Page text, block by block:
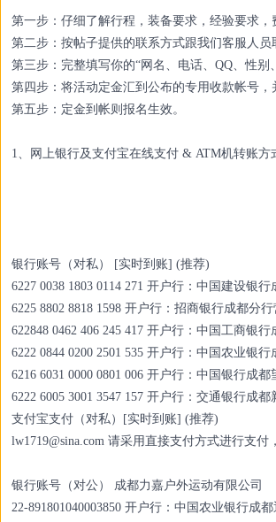
第一步：仔细了解行程，装备要求，经验要求
第二步：按帖子提供的联系方式跟我们客服人员
第三步：完整填写你的“网名、电话、QQ、性
第四步：将活动定金汇到公布的专用收款帐号
第五步：定金到帐则报名生效。
1、网上银行及支付宝在线支付 & ATM机转账
银行账号（对私） [实时到账] (推荐)
6227 0038 1803 0114 271 开户行：中国建设银
6225 8802 8818 1598 开户行：招商银行成都分
622848 0462 406 245 417 开户行：中国工商银
6222 0844 0200 2501 535 开户行：中国农业银
6216 6031 0000 0801 006 开户行：中国银行成
6222 6005 3001 3547 157 开户行：交通银行成都
支付宝支付（对私）[实时到账] (推荐)
lw1719@sina.com 请采用直接支付方式进行支付
银行账号（对公） 成都力嘉户外运动有限公司
22-891801040003850 开户行：中国农业银行成